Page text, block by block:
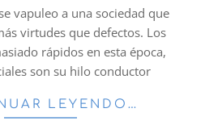
vapuleo a una sociedad que
virtudes que defectos. Los
rápidos en esta época,
son su hilo conductor
LEYENDO…